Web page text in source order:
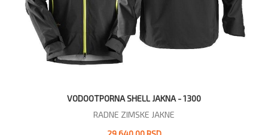
VODOOTPORNA SHELL JAKNA - 1300
RADNE ZIMSKE JAKNE